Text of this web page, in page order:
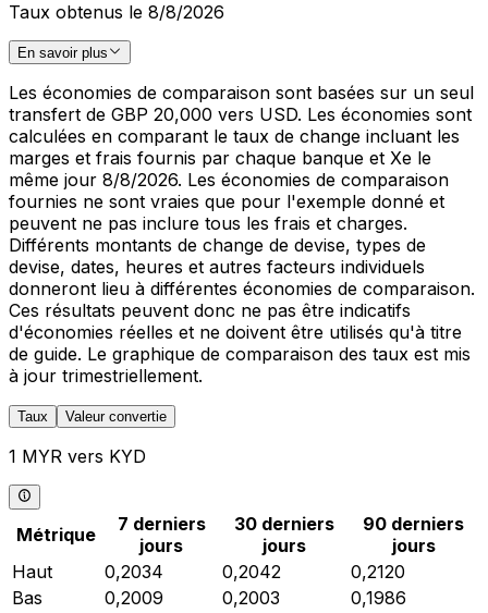
Taux obtenus le 8/8/2026
En savoir plus
Les économies de comparaison sont basées sur un seul
transfert de GBP 20,000 vers USD. Les économies sont
calculées en comparant le taux de change incluant les
marges et frais fournis par chaque banque et Xe le
même jour 8/8/2026. Les économies de comparaison
fournies ne sont vraies que pour l'exemple donné et
peuvent ne pas inclure tous les frais et charges.
Différents montants de change de devise, types de
devise, dates, heures et autres facteurs individuels
donneront lieu à différentes économies de comparaison.
Ces résultats peuvent donc ne pas être indicatifs
d'économies réelles et ne doivent être utilisés qu'à titre
de guide. Le graphique de comparaison des taux est mis
à jour trimestriellement.
Taux Valeur convertie
1 MYR vers KYD
Métrique
7 derniers
jours
30 derniers
jours
90 derniers
jours
Haut
0,2034 0,2042
0,2120
Bas
0,2009 0,2003
0,1986